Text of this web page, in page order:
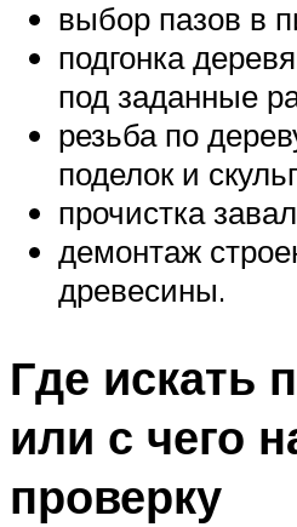
выбор пазов в
подгонка
под заданные
резьба по
поделок и
прочистка
демонтаж
древесины.
Где искать
или с чего
проверку